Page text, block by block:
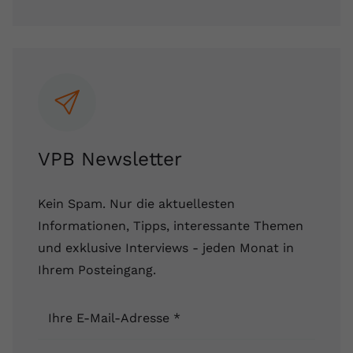
VPB Newsletter
Kein Spam. Nur die aktuellesten
Informationen, Tipps, interessante Themen
und exklusive Interviews - jeden Monat in
Ihrem Posteingang.
Ihre E-Mail-Adresse *
Laufzeit
Zweck
Daten darüber zu speichern, welche
Name yt.innertube::nextId
Youtube.com
Laufzeit Session